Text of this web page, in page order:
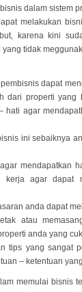
dalam sistem
melakukan
karena kini
tidak
dapat
dari properti
agar
ini sebaiknya
mendapatkan
agar dapat
anda dapat
atau
anda yang
tips yang sangat
– ketentuan
memulai bisnis